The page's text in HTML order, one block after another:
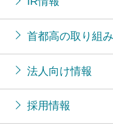
首都高の取り組み
法人向け情報
採用情報